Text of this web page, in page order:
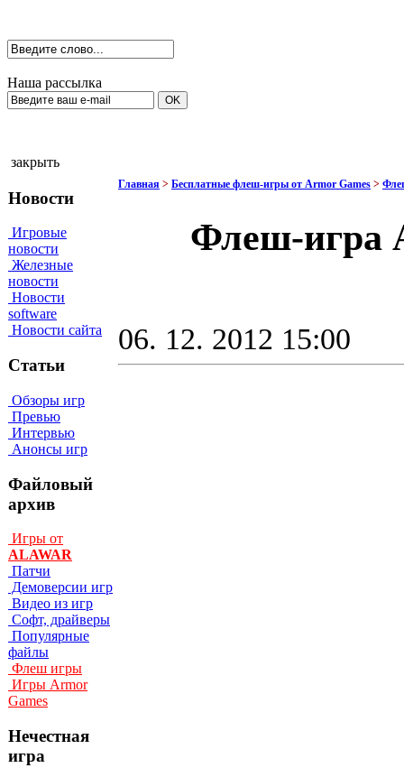
Наша рассылка
закрыть
Новости
Игровые
новости
Железные
новости
Новости
software
Новости сайта
Статьи
Обзоры игр
Превью
Интервью
Анонсы игр
Файловый
архив
Игры от
ALAWAR
Патчи
Демоверсии игр
Видео из игр
Софт, драйверы
Популярные
файлы
Флеш игры
Игры Armor
Games
Нечестная
игра
Главная > Бесплатные флеш-игры от Armor Games >
Флеш-игра
06. 12. 2012 15:00